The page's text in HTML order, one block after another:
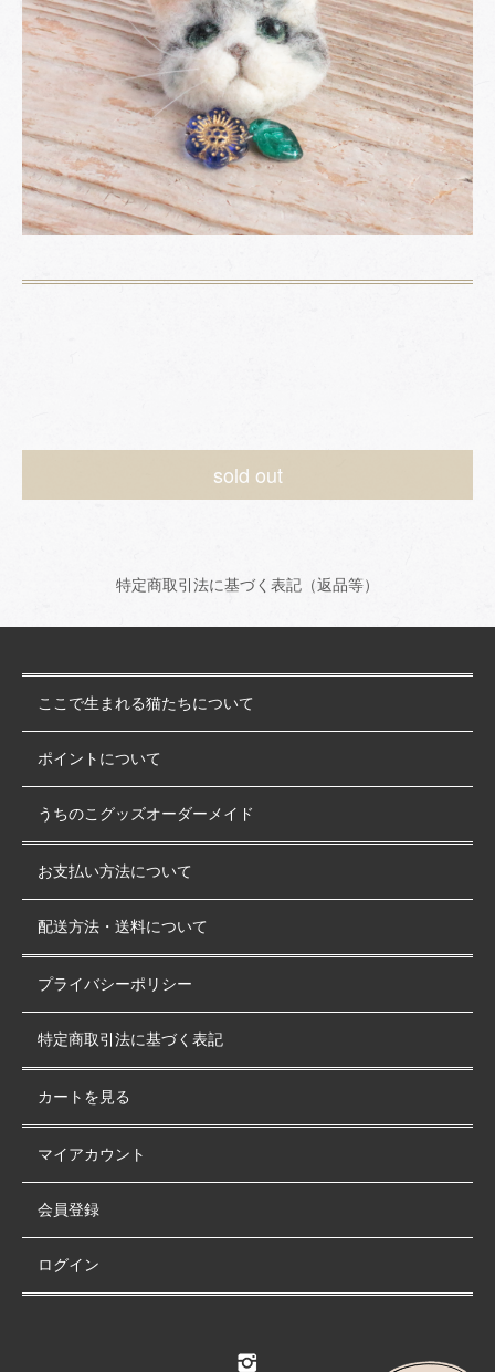
sold out
特定商取引法に基づく表記（返品等）
ここで生まれる猫たちについて
ポイントについて
うちのこグッズオーダーメイド
お支払い方法について
配送方法・送料について
プライバシーポリシー
特定商取引法に基づく表記
カートを見る
マイアカウント
会員登録
ログイン